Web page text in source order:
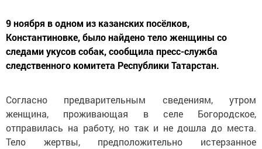
9 ноября в одном из казанских посёлков,
Константиновке, было найдено тело женщины со
следами укусов собак, сообщила пресс-служба
следственного комитета Республики Татарстан.
Согласно предварительным сведениям, утром
женщина, проживающая в селе Богородское,
отправилась на работу, но так и не дошла до места.
Тело жертвы, предположительно истерзанное